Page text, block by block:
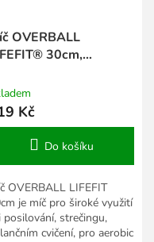
OVERBALL
30cm,
Kč
Do košíku
OVERBALL LIFEFIT
je míč pro široké využití
posilování, strečingu,
cvičení, pro aerobic